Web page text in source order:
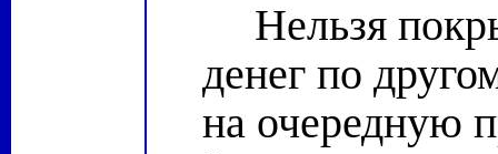
Нельзя
денег по
на очередную